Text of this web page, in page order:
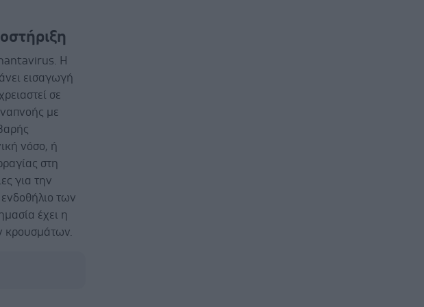
hantavirus. Η
εισαγωγή
σε
με
νόσο, ή
στη
για την
των
έχει η
κρουσμάτων.